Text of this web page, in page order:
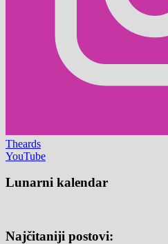
Theards
YouTube
Lunarni kalendar
Najčitaniji postovi: